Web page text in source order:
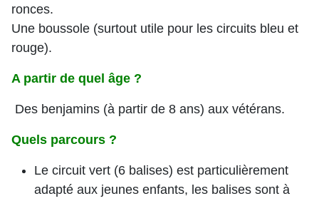
ronces.
Une boussole (surtout utile pour les circuits bleu et
rouge).
A partir de quel âge ?
Des benjamins (à partir de 8 ans) aux vétérans.
Quels parcours ?
Le circuit vert (6 balises) est particulièrement
adapté aux jeunes enfants, les balises sont à